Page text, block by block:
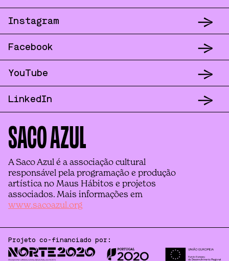
Maus Hábitos
Rua Passos Manuel 178, 4º
4000-382 Porto
Estacionamento disponível no local*
937 202 918
✉viciosdemesa@maushabitos.com
Vícios Maus
m916 786 787 Vícios Bonfim
✉ viciosbonfim@maushabitos.com
Instagram →
Facebook →
YouTube →
LinkedIn →
SACO AZUL
A Saco Azul é a associação cultural
responsável pela programação e produção
artística no Maus Hábitos e projetos
associados. Mais informações em
www.sacoazul.org
Projeto co-financiado por: